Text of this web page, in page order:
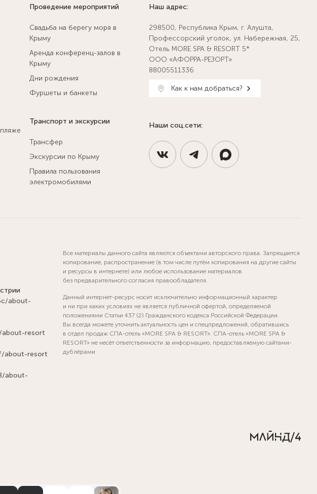
Наш адрес:
298500, Республика Крым, г. Алушта,
Профессорский уголок, ул. Набережная, 25,
Отель MORE SPA & RESORT 5*
ООО «АФОРРА-РЕЗОРТ»
88005511336
Как к нам добраться?
Наши соц.сети:
Проведение мероприятий
Свадьба на берегу моря в
Крыму
Аренда конференц-залов в
Крыму
Дни рождения
Фуршеты и банкеты
Транспорт и экскурсии
Трансфер
Экскурсии по Крыму
Правила пользования
электромобилями
about-
resort
about-resort
about-
Все материалы данного сайта являются объектами авторского права. Запрещается
копирование, распространение (в том числе путём копирования на другие сайты
и ресурсы в интернете) или любое использование материалов
без предварительного согласия правообладателя.
Данный интернет-ресурс носит исключительно информационный характер
и ни при каких условиях не является публичной офертой, определяемой
положениями Статьи 437 (2) Гражданского кодекса Российской Федерации.
Вы всегда можете уточнить актуальность цен и спецпредложений, обратившись
в отдел продаж СПА-отель «MORE SPA & RESORT». СПА-отель «MORE SPA &
RESORT» не несёт ответственности за информацию, предоставляемую сайтами-
дублёрами